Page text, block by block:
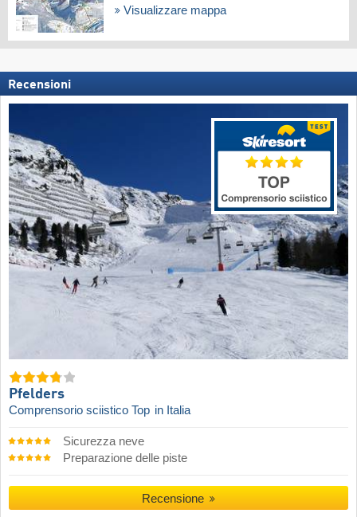
Visualizzare mappa
Recensioni
Pfelders
Comprensorio sciistico Top in Italia
Sicurezza neve
Preparazione delle piste
Recensione